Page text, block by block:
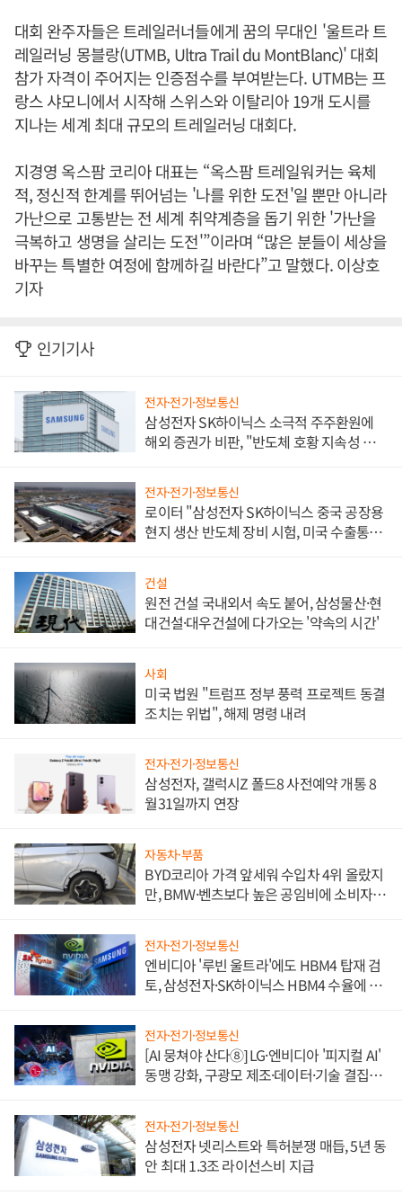
대회 완주자들은 트레일러너들에게 꿈의 무대인 '울트라 트
레일러닝 몽블랑(UTMB, Ultra Trail du MontBlanc)' 대회
참가 자격이 주어지는 인증점수를 부여받는다. UTMB는 프
랑스 샤모니에서 시작해 스위스와 이탈리아 19개 도시를
지나는 세계 최대 규모의 트레일러닝 대회다.
지경영 옥스팜 코리아 대표는 “옥스팜 트레일워커는 육체
적, 정신적 한계를 뛰어넘는 '나를 위한 도전'일 뿐만 아니라
가난으로 고통받는 전 세계 취약계층을 돕기 위한 '가난을
극복하고 생명을 살리는 도전'”이라며 “많은 분들이 세상을
바꾸는 특별한 여정에 함께하길 바란다”고 말했다. 이상호
기자
인기기사
전자·전기·정보통신
삼성전자 SK하이닉스 소극적 주주환원에
해외 증권가 비판, "반도체 호황 지속성 의
전자·전기·정보통신
로이터 "삼성전자 SK하이닉스 중국 공장용
현지 생산 반도체 장비 시험, 미국 수출통제
건설
원전 건설 국내외서 속도 붙어, 삼성물산·현
대건설·대우건설에 다가오는 '약속의 시간'
사회
미국 법원 "트럼프 정부 풍력 프로젝트 동결
조치는 위법", 해제 명령 내려
전자·전기·정보통신
삼성전자, 갤럭시Z 폴드8 사전예약 개통 8
월31일까지 연장
자동차·부품
BYD코리아 가격 앞세워 수입차 4위 올랐지
만, BMW·벤츠보다 높은 공임비에 소비자
전자·전기·정보통신
엔비디아 '루빈 울트라'에도 HBM4 탑재 검
토, 삼성전자·SK하이닉스 HBM4 수율에 주
전자·전기·정보통신
[AI 뭉쳐야 산다⑧] LG·엔비디아 '피지컬 AI'
동맹 강화, 구광모 제조·데이터·기술 결집
전자·전기·정보통신
삼성전자 넷리스트와 특허분쟁 매듭, 5년 동
안 최대 1.3조 라이선스비 지급